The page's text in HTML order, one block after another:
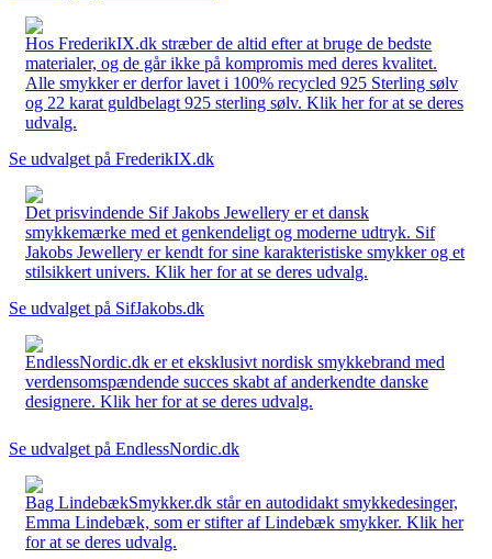
Hos FrederikIX.dk stræber de altid efter at bruge de bedste
materialer, og de går ikke på kompromis med deres kvalitet.
Alle smykker er derfor lavet i 100% recycled 925 Sterling sølv
og 22 karat guldbelagt 925 sterling sølv. Klik her for at se deres
udvalg.
Se udvalget på FrederikIX.dk
Det prisvindende Sif Jakobs Jewellery er et dansk
smykkemærke med et genkendeligt og moderne udtryk. Sif
Jakobs Jewellery er kendt for sine karakteristiske smykker og et
stilsikkert univers. Klik her for at se deres udvalg.
Se udvalget på SifJakobs.dk
EndlessNordic.dk er et eksklusivt nordisk smykkebrand med
verdensomspændende succes skabt af anderkendte danske
designere. Klik her for at se deres udvalg.
Se udvalget på EndlessNordic.dk
Bag LindebækSmykker.dk står en autodidakt smykkedesinger,
Emma Lindebæk, som er stifter af Lindebæk smykker. Klik her
for at se deres udvalg.